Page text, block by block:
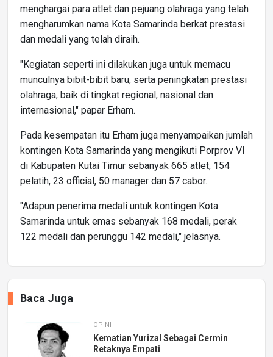
menghargai para atlet dan pejuang olahraga yang telah
mengharumkan nama Kota Samarinda berkat prestasi
dan medali yang telah diraih.
"Kegiatan seperti ini dilakukan juga untuk memacu
munculnya bibit-bibit baru, serta peningkatan prestasi
olahraga, baik di tingkat regional, nasional dan
internasional," papar Erham.
Pada kesempatan itu Erham juga menyampaikan jumlah
kontingen Kota Samarinda yang mengikuti Porprov VI
di Kabupaten Kutai Timur sebanyak 665 atlet, 154
pelatih, 23 official, 50 manager dan 57 cabor.
"Adapun penerima medali untuk kontingen Kota
Samarinda untuk emas sebanyak 168 medali, perak
122 medali dan perunggu 142 medali," jelasnya.
Baca Juga
OPINI
Kematian Yurizal Sebagai Cermin
Retaknya Empati